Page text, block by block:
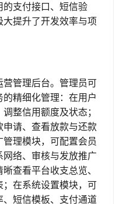
支付接口、短信验
提升了开发效率与项
管理后台。管理员可
精细化管理：在用户
整信用额度及状态；
请、查看放款与还款
理模块，可配置会员
络、审核与发放推广
查看平台收支总览、
在系统设置模块，可
短信模板、支付通道